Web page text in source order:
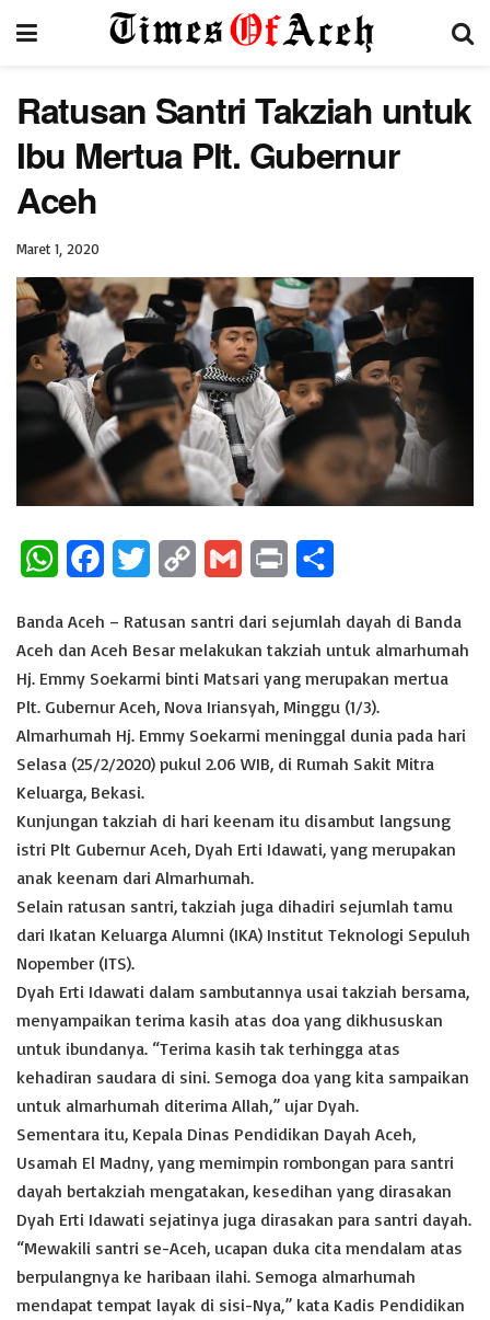
Ratusan Santri Takziah untuk
Ibu Mertua Plt. Gubernur
Aceh
Maret 1, 2020
W
a
s
A
p
b
o
o
k
i
t
e
p
y
L
i
k
a
l
i
t
a
e
Banda Aceh – Ratusan santri dari sejumlah dayah di Banda
Aceh dan Aceh Besar melakukan takziah untuk almarhumah
Hj. Emmy Soekarmi binti Matsari yang merupakan mertua
Plt. Gubernur Aceh, Nova Iriansyah, Minggu (1/3).
Almarhumah Hj. Emmy Soekarmi meninggal dunia pada hari
Selasa (25/2/2020) pukul 2.06 WIB, di Rumah Sakit Mitra
Keluarga, Bekasi.
Kunjungan takziah di hari keenam itu disambut langsung
istri Plt Gubernur Aceh, Dyah Erti Idawati, yang merupakan
anak keenam dari Almarhumah.
Selain ratusan santri, takziah juga dihadiri sejumlah tamu
dari Ikatan Keluarga Alumni (IKA) Institut Teknologi Sepuluh
Nopember (ITS).
Dyah Erti Idawati dalam sambutannya usai takziah bersama,
menyampaikan terima kasih atas doa yang dikhususkan
untuk ibundanya. “Terima kasih tak terhingga atas
kehadiran saudara di sini. Semoga doa yang kita sampaikan
untuk almarhumah diterima Allah,” ujar Dyah.
Sementara itu, Kepala Dinas Pendidikan Dayah Aceh,
Usamah El Madny, yang memimpin rombongan para santri
dayah bertakziah mengatakan, kesedihan yang dirasakan
Dyah Erti Idawati sejatinya juga dirasakan para santri dayah.
“Mewakili santri se-Aceh, ucapan duka cita mendalam atas
berpulangnya ke haribaan ilahi. Semoga almarhumah
mendapat tempat layak di sisi-Nya,” kata Kadis Pendidikan